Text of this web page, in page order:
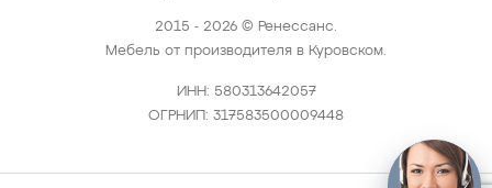
2015 - 2026 © Ренессанс.
Мебель от производителя в Куровском.
ИНН: 580313642057
ОГРНИП: 317583500009448